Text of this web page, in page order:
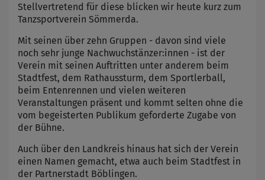
Stellvertretend für diese blicken wir heute kurz zum
Tanzsportverein Sömmerda.
Mit seinen über zehn Gruppen - davon sind viele
noch sehr junge Nachwuchstänzer:innen - ist der
Verein mit seinen Auftritten unter anderem beim
Stadtfest, dem Rathaussturm, dem Sportlerball,
beim Entenrennen und vielen weiteren
Veranstaltungen präsent und kommt selten ohne die
vom begeisterten Publikum geforderte Zugabe von
der Bühne.
Auch über den Landkreis hinaus hat sich der Verein
einen Namen gemacht, etwa auch beim Stadtfest in
der Partnerstadt Böblingen.